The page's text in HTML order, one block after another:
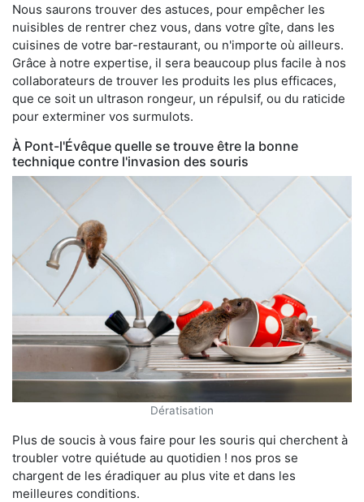
Nous saurons trouver des astuces, pour empêcher les
nuisibles de rentrer chez vous, dans votre gîte, dans les
cuisines de votre bar-restaurant, ou n'importe où ailleurs.
Grâce à notre expertise, il sera beaucoup plus facile à nos
collaborateurs de trouver les produits les plus efficaces,
que ce soit un ultrason rongeur, un répulsif, ou du raticide
pour exterminer vos surmulots.
À Pont-l'Évêque quelle se trouve être la bonne
technique contre l'invasion des souris
Dératisation
Plus de soucis à vous faire pour les souris qui cherchent à
troubler votre quiétude au quotidien ! nos pros se
chargent de les éradiquer au plus vite et dans les
meilleures conditions.